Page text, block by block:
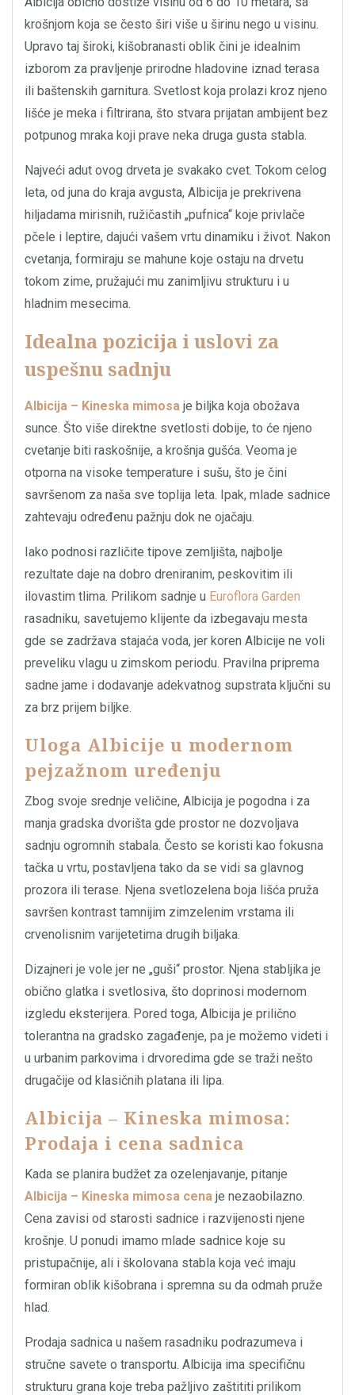
krošnjom koja se često širi više u širinu nego u visinu.
Upravo taj široki, kišobranasti oblik čini je idealnim
izborom za pravljenje prirodne hladovine iznad terasa
ili baštenskih garnitura. Svetlost koja prolazi kroz njeno
lišće je meka i filtrirana, što stvara prijatan ambijent bez
potpunog mraka koji prave neka druga gusta stabla.
Najveći adut ovog drveta je svakako cvet. Tokom celog
leta, od juna do kraja avgusta, Albicija je prekrivena
hiljadama mirisnih, ružičastih „pufnica“ koje privlače
pčele i leptire, dajući vašem vrtu dinamiku i život. Nakon
cvetanja, formiraju se mahune koje ostaju na drvetu
tokom zime, pružajući mu zanimljivu strukturu i u
hladnim mesecima.
Idealna pozicija i uslovi za
uspešnu sadnju
Albicija – Kineska mimosa je biljka koja obožava
sunce. Što više direktne svetlosti dobije, to će njeno
cvetanje biti raskošnije, a krošnja gušća. Veoma je
otporna na visoke temperature i sušu, što je čini
savršenom za naša sve toplija leta. Ipak, mlade sadnice
zahtevaju određenu pažnju dok ne ojačaju.
Iako podnosi različite tipove zemljišta, najbolje
rezultate daje na dobro dreniranim, peskovitim ili
ilovastim tlima. Prilikom sadnje u Euroflora Garden
rasadniku, savetujemo klijente da izbegavaju mesta
gde se zadržava stajaća voda, jer koren Albicije ne voli
preveliku vlagu u zimskom periodu. Pravilna priprema
sadne jame i dodavanje adekvatnog supstrata ključni su
za brz prijem biljke.
Uloga Albicije u modernom
pejzažnom uređenju
Zbog svoje srednje veličine, Albicija je pogodna i za
manja gradska dvorišta gde prostor ne dozvoljava
sadnju ogromnih stabala. Često se koristi kao fokusna
tačka u vrtu, postavljena tako da se vidi sa glavnog
prozora ili terase. Njena svetlozelena boja lišća pruža
savršen kontrast tamnijim zimzelenim vrstama ili
crvenolisnim varijetetima drugih biljaka.
Dizajneri je vole jer ne „guši“ prostor. Njena stabljika je
obično glatka i svetlosiva, što doprinosi modernom
izgledu eksterijera. Pored toga, Albicija je prilično
tolerantna na gradsko zagađenje, pa je možemo videti i
u urbanim parkovima i drvoredima gde se traži nešto
drugačije od klasičnih platana ili lipa.
Albicija – Kineska mimosa:
Prodaja i cena sadnica
Kada se planira budžet za ozelenjavanje, pitanje
Albicija – Kineska mimosa cena je nezaobilazno.
Cena zavisi od starosti sadnice i razvijenosti njene
krošnje. U ponudi imamo mlade sadnice koje su
pristupačnije, ali i školovana stabla koja već imaju
formiran oblik kišobrana i spremna su da odmah pruže
hlad.
Prodaja sadnica u našem rasadniku podrazumeva i
stručne savete o transportu. Albicija ima specifičnu
strukturu grana koje treba pažljivo zaštititi prilikom